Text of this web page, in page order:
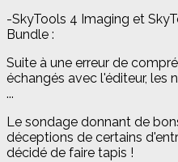
-SkyTools 4 Imaging et
Bundle :
Suite à une erreur de
échangés avec l'éditeur, les
...
Le sondage donnant de
déceptions de certains
décidé de faire tapis !